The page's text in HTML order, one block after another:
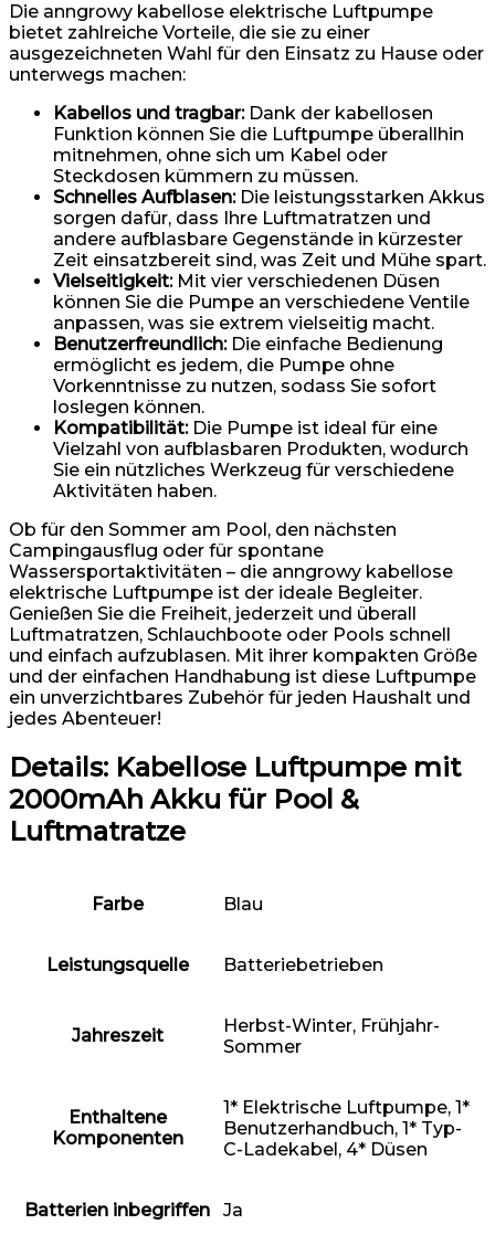
Die anngrowy kabellose elektrische Luftpumpe
bietet zahlreiche Vorteile, die sie zu einer
ausgezeichneten Wahl für den Einsatz zu Hause oder
unterwegs machen:
Kabellos und tragbar:Dank der kabellosen
Funktion können Sie die Luftpumpe überallhin
mitnehmen, ohne sich um Kabel oder
Steckdosen kümmern zu müssen.
Schnelles Aufblasen:Die leistungsstarken Akkus
sorgen dafür, dass Ihre Luftmatratzen und
andere aufblasbare Gegenstände in kürzester
Zeit einsatzbereit sind, was Zeit und Mühe spart.
Vielseitigkeit:Mit vier verschiedenen Düsen
können Sie die Pumpe an verschiedene Ventile
anpassen, was sie extrem vielseitig macht.
Benutzerfreundlich:Die einfache Bedienung
ermöglicht es jedem, die Pumpe ohne
Vorkenntnisse zu nutzen, sodass Sie sofort
loslegen können.
Kompatibilität:Die Pumpe ist ideal für eine
Vielzahl von aufblasbaren Produkten, wodurch
Sie ein nützliches Werkzeug für verschiedene
Aktivitäten haben.
Ob für den Sommer am Pool, den nächsten
Campingausflug oder für spontane
Wassersportaktivitäten – die anngrowy kabellose
elektrische Luftpumpe ist der ideale Begleiter.
Genießen Sie die Freiheit, jederzeit und überall
Luftmatratzen, Schlauchboote oder Pools schnell
und einfach aufzublasen. Mit ihrer kompakten Größe
und der einfachen Handhabung ist diese Luftpumpe
ein unverzichtbares Zubehör für jeden Haushalt und
jedes Abenteuer!
Details: Kabellose Luftpumpe mit
2000mAh Akku für Pool &
Luftmatratze
Farbe ‎Blau
Leistungsquelle ‎Batteriebetrieben
Jahreszeit
‎Herbst-Winter, Frühjahr-
Sommer
Enthaltene
Komponenten
‎1* Elektrische Luftpumpe, 1*
Benutzerhandbuch, 1* Typ-
C-Ladekabel, 4* Düsen
Batterien inbegriffen ‎Ja